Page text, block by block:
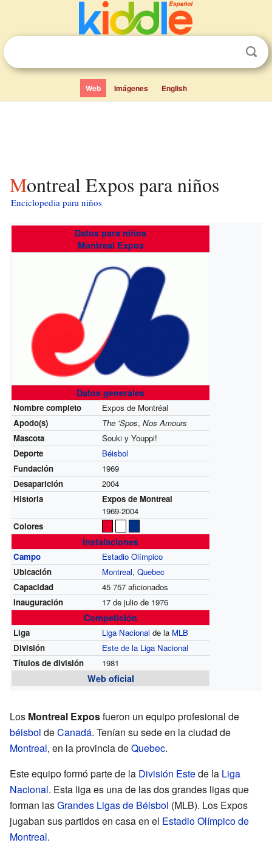
Web Imágenes English
Montreal Expos para niños
Enciclopedia para niños
Datos para niños
Montreal Expos
Datos generales
Nombre completo
Expos de Montréal
Apodo(s)
The 'Spos, Nos Amours
Mascota
Souki y Youppi!
Deporte
Béisbol
Fundación
1969
Desaparición
2004
Historia
Expos de Montreal
1969-2004
Colores
Instalaciones
Campo
Estadio Olímpico
Ubicación
Montreal, Quebec
Capacidad
45 757 aficionados
Inauguración
17 de julio de 1976
Competición
Liga Liga Nacional de la MLB
División
Este de la Liga Nacional
Títulos de división
1981
Web oficial
Los Montreal Exposfueron un equipo profesional de
béisbol deCanadá. Tenían su sede en la ciudad de
Montreal, en la provincia deQuebec.
Este equipo formó parte de la División Estede la Liga
Nacional. Esta liga es una de las dos grandes ligas que
forman lasGrandes Ligas de Béisbol (MLB). Los Expos
jugaban sus partidos en casa en el Estadio Olímpico de
Montreal.